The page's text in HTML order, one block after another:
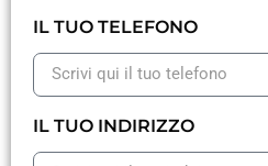
IL TUO TELEFONO
IL TUO INDIRIZZO